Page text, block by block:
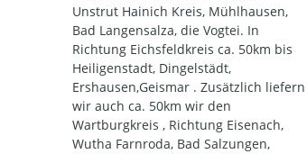
Unstrut Hainich Kreis, Mühlhausen,
Bad Langensalza, die Vogtei. In
Richtung Eichsfeldkreis ca. 50km bis
Heiligenstadt, Dingelstädt,
Ershausen,Geismar . Zusätzlich liefern
wir auch ca. 50km wir den
Wartburgkreis , Richtung Eisenach,
Wutha Farnroda, Bad Salzungen,